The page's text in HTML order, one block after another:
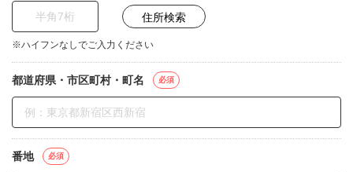
※ハイフンなしでご入力ください
都道府県・市区町村・町名 必須
番地 必須